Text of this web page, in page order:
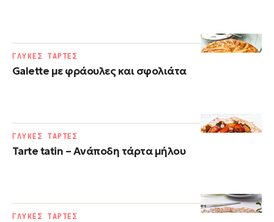
Galette με φράουλες και σφολιάτα
ΓΛΥΚΕΣ ΤΑΡΤΕΣ
Tarte tatin – Ανάποδη τάρτα μήλου
ΓΛΥΚΕΣ ΤΑΡΤΕΣ
ΓΛΥΚΕΣ ΤΑΡΤΕΣ